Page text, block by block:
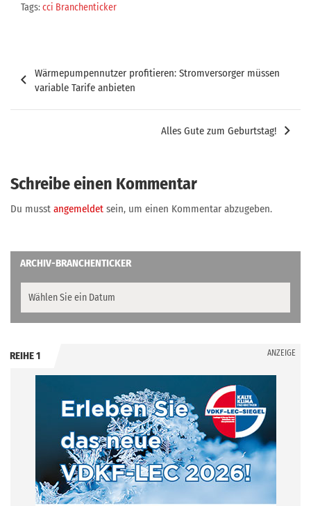
Tags:cci Branchenticker
Wärmepumpennutzer profitieren: Stromversorger müssen
variable Tarife anbieten
Alles Gute zum Geburtstag!
Schreibe einen Kommentar
Du musst angemeldet sein, um einen Kommentar abzugeben.
ARCHIV-BRANCHENTICKER
REIHE 1 ANZEIGE